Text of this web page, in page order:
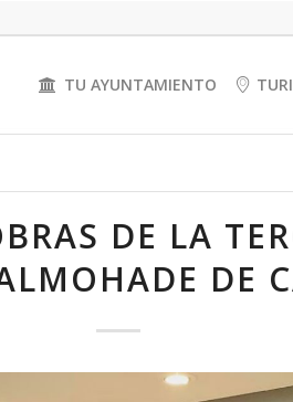
TU AYUNTAMIENTO
DE LA
DE